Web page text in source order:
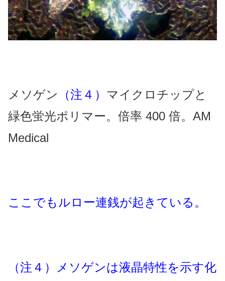
メソゲン （注４） マイクロチップと
緑色蛍光ポリマー。倍率 400 倍。AM
Medical
ここでもルロー連銭が起きている。
（注４）メソゲンは液晶特性を示す化